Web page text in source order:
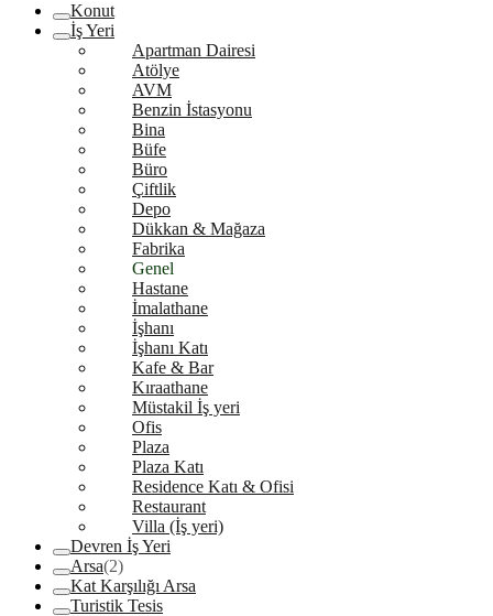
Konut
İş Yeri
Apartman Dairesi
Atölye
AVM
Benzin İstasyonu
Bina
Büfe
Büro
Çiftlik
Depo
Dükkan & Mağaza
Fabrika
Genel
Hastane
İmalathane
İşhanı
İşhanı Katı
Kafe & Bar
Kıraathane
Müstakil İş yeri
Ofis
Plaza
Plaza Katı
Residence Katı & Ofisi
Restaurant
Villa (İş yeri)
Devren İş Yeri
Arsa(2)
Kat Karşılığı Arsa
Turistik Tesis